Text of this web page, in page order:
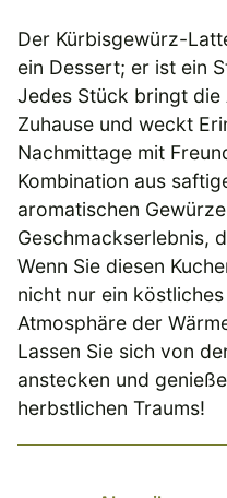
Der Kürbisgewürz-
ein Dessert; er ist ein
Jedes Stück bringt die
Zuhause und weckt
Nachmittage mit
Kombination aus
aromatischen
Geschmackserlebnis,
Wenn Sie diesen
nicht nur ein
Atmosphäre der
Lassen Sie sich von
anstecken und
herbstlichen Traums!